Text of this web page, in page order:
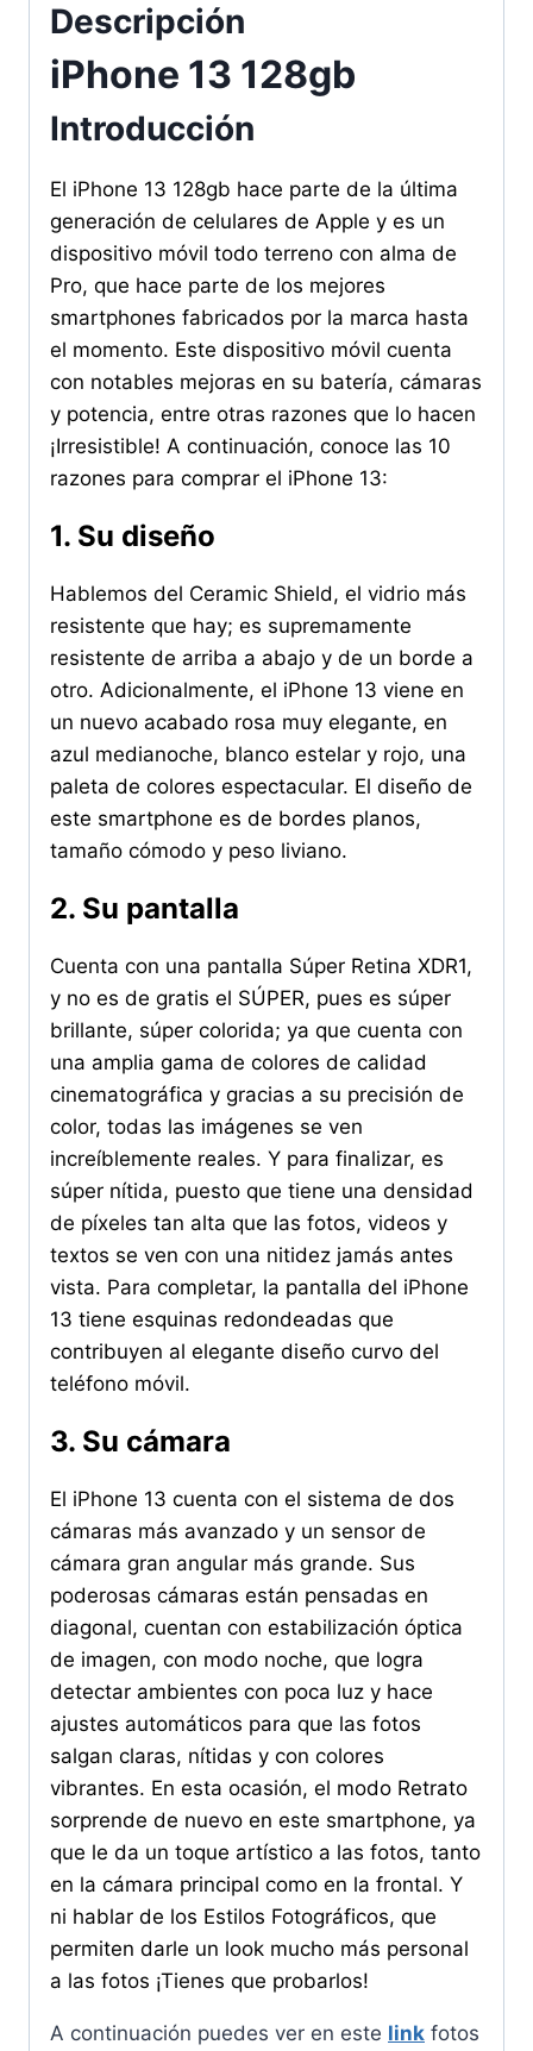
Descripción
iPhone 13 128gb
Introducción
El iPhone 13 128gb hace parte de la última
generación de celulares de Apple y es un
dispositivo móvil todo terreno con alma de
Pro, que hace parte de los mejores
smartphones fabricados por la marca hasta
el momento. Este dispositivo móvil cuenta
con notables mejoras en su batería, cámaras
y potencia, entre otras razones que lo hacen
¡Irresistible! A continuación, conoce las 10
razones para comprar el iPhone 13:
1. Su diseño
Hablemos del Ceramic Shield, el vidrio más
resistente que hay; es supremamente
resistente de arriba a abajo y de un borde a
otro. Adicionalmente, el iPhone 13 viene en
un nuevo acabado rosa muy elegante, en
azul medianoche, blanco estelar y rojo, una
paleta de colores espectacular. El diseño de
este smartphone es de bordes planos,
tamaño cómodo y peso liviano.
2. Su pantalla
Cuenta con una pantalla Súper Retina XDR1,
y no es de gratis el SÚPER, pues es súper
brillante, súper colorida; ya que cuenta con
una amplia gama de colores de calidad
cinematográfica y gracias a su precisión de
color, todas las imágenes se ven
increíblemente reales. Y para finalizar, es
súper nítida, puesto que tiene una densidad
de píxeles tan alta que las fotos, videos y
textos se ven con una nitidez jamás antes
vista. Para completar, la pantalla del iPhone
13 tiene esquinas redondeadas que
contribuyen al elegante diseño curvo del
teléfono móvil.
3. Su cámara
El iPhone 13 cuenta con el sistema de dos
cámaras más avanzado y un sensor de
cámara gran angular más grande. Sus
poderosas cámaras están pensadas en
diagonal, cuentan con estabilización óptica
de imagen, con modo noche, que logra
detectar ambientes con poca luz y hace
ajustes automáticos para que las fotos
salgan claras, nítidas y con colores
vibrantes. En esta ocasión, el modo Retrato
sorprende de nuevo en este smartphone, ya
que le da un toque artístico a las fotos, tanto
en la cámara principal como en la frontal. Y
ni hablar de los Estilos Fotográficos, que
permiten darle un look mucho más personal
a las fotos ¡Tienes que probarlos!
A continuación puedes ver en este link fotos